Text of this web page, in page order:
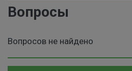
Вопросы
Вопросов не найдено